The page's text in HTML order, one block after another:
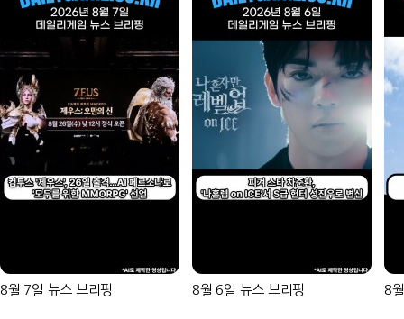
8월 7일 뉴스 브리핑 8월 6일 뉴스 브리핑 8